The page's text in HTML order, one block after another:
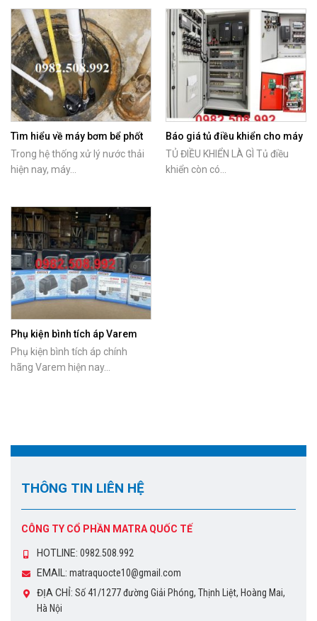
Tìm hiểu về máy bơm bể phốt
Tsurumi
Trong hệ thống xử lý nước thải
hiện nay, máy...
Báo giá tủ điều khiển cho máy
bơm nước
TỦ ĐIỀU KHIỂN LÀ GÌ Tủ điều
khiển còn có...
Phụ kiện bình tích áp Varem
chính hãng
Phụ kiện bình tích áp chính
hãng Varem hiện nay...
THÔNG TIN LIÊN HỆ
CÔNG TY CỔ PHẦN MATRA QUỐC TẾ
HOTLINE: 0982.508.992
EMAIL: matraquocte10@gmail.com
ĐỊA CHỈ: Số 41/1277 đường Giải Phóng, Thịnh Liệt, Hoàng Mai,
Hà Nội